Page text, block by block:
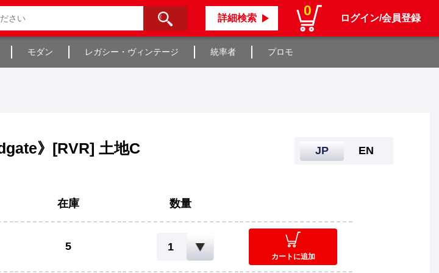
詳細検索 0 ログイン/会員登録
モダン レガシー・ヴィンテージ 統率者 プロモ
》[RVR] 土地C JP EN
在庫 数量
5
カートに追加